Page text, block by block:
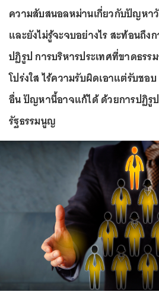
ความสับสนอลหม่านเกี่ยวกับปัญหา
และยังไม่รู้จะจบอย่างไร สะท้อนถึ
ปฏิรูป การบริหารประเทศที่ขาดธร
โปร่งใส ไร้ความรับผิดเอาแต่รับชอ
อื่น ปัญหานี้อาจแก้ได้ ด้วยการปฏิรู
รัฐธรรมนูญ